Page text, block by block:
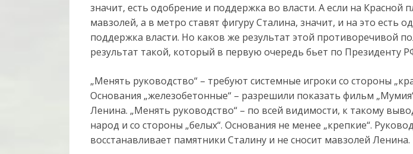
значит, есть одобрение и поддержка во власти. А если на Красной
мавзолей, а в метро ставят фигуру Сталина, значит, и на это есть
поддержка власти. Но каков же результат этой противоречивой
результат такой, который в первую очередь бьет по Президенту
„Менять руководство“ – требуют системные игроки со стороны
Основания „железобетонные“ – разрешили показать фильм
Ленина. „Менять руководство“ – по всей видимости, к такому
народ и со стороны „белых“. Основания не менее „крепкие“.
восстанавливает памятники Сталину и не сносит мавзолей Ленина.